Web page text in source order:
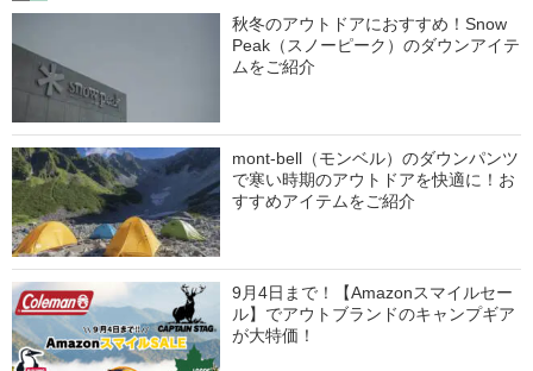
秋冬のアウトドアにおすすめ！Snow
Peak（スノーピーク）のダウンアイテ
ムをご紹介
mont-bell（モンベル）のダウンパンツ
で寒い時期のアウトドアを快適に！お
すすめアイテムをご紹介
9月4日まで！【Amazonスマイルセー
ル】でアウトブランドのキャンプギア
が大特価！